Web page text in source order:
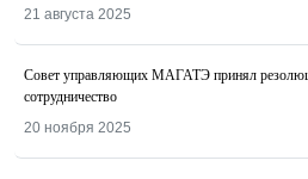
21 августа 2025
Совет управляющих МАГАТЭ принял
сотрудничество
20 ноября 2025